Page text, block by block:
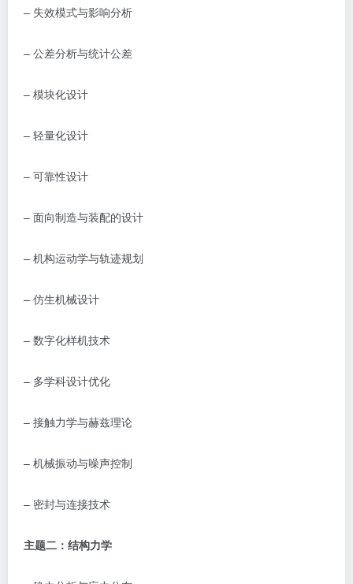
– 失效模式与影响分析
– 公差分析与统计公差
– 模块化设计
– 轻量化设计
– 可靠性设计
– 面向制造与装配的设计
– 机构运动学与轨迹规划
– 仿生机械设计
– 数字化样机技术
– 多学科设计优化
– 接触力学与赫兹理论
– 机械振动与噪声控制
– 密封与连接技术
主题二：结构力学